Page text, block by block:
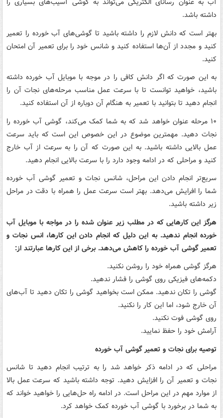
داشته باشد.
بهتر است که دانش لازم را داشته باشید تا گوشی‌های آب خورده را تعمیر
کنید و مجدد از آن‌ها استفاده کنید و شانس خود را برای تعمیر آن امتحان
کنید.
به این صورت که اگر دانش کافی را در موجه با موبایل آب خورده داشته
باشید، خواهید توانست تا با سرعت عمل مناسب مرحله‌های نجات آن را
انجام دهید تا بتوانید با تعمیر به هنگام آن دوباره از آن استفاده کنید.
۱۰ مرحله عنوان خواهد شد که به شما کمک می‌کند، گوشی آب خورده را
نجات دهید. مهمترین موضوع در این خصوص این است که باید سرعت
عمل بالایی داشته باشید. به این صورت که آن را به سرعت از آب خارج
کنید و مراحلی که در ادامه وجود دارد را با سرعت بالایی انجام دهید.
سریع‌تر انجام دادن این مراحل، شانس نجات و تعمیر گوشی آب خورده
شما را افرایش می‌دهد. بهتر است سرعت عمل را همراه با دقت در مراحل
زیر داشته باشید.
هرگز این کارهایی که در مطلب زیر عنوان شده را در مواجه با موبایل آب
خورده انجام ندهید. به این دلیل که انجام دادن این کارها، انس نجات و
تعمیر گوشی آب خورده را کاهش می‌دهد. برخی از این کارها عبارتند از:
هرگز گوشی همراه خود را روشن نکنید.
دکمه‌های فیزیکی روی گوشی را فشار ندهید.
گوشی را تکان ندهید. ممکن است بخواهید گوشی را تکان دهید تا آب‌های
آن خارج شود، اما این کار را نکنید.
روی گوشی فوت نکنید.
آرامش خود را حفظ نمایید.
توصیه برای نجات و تعمیر گوشی آب خورده
مراحلی که در ادامه ذکر خواهد شد را به ترتیب انجام دهید تا شانس
نجات و تعمیر آن را افزایش دهید. توجه داشته باشید که سرعت عمل بالا
از موارد مهم در این مراحل است. در ادامه راه حل‌هایی را خواهید خواند که
به شما در برخورد با گوشی آب خورده کمک خواهد کرد.